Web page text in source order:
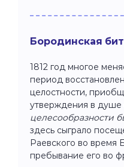
Бородинская
1812 год многое
период
целостности,
утверждения в душе
целесообразности
здесь сыграло
Раевского во время
пребывание его во